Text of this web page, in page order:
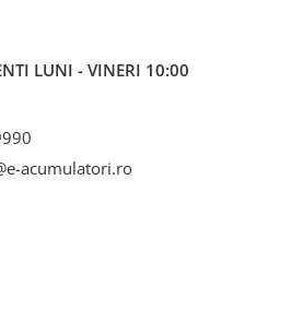
LUNI - VINERI 10:00
acumulatori.ro